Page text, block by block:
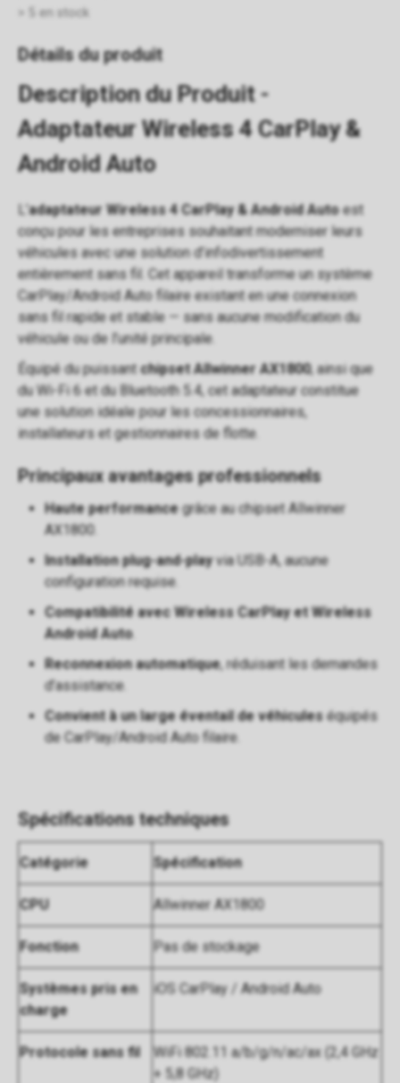
> 5 en stock
Détails du produit
Description du Produit -
Adaptateur Wireless 4 CarPlay &
Android Auto
L’ adaptateur Wireless 4 CarPlay & Android Autoest
conçu pour les entreprises souhaitant moderniser leurs
véhicules avec une solution d’infodivertissement
entièrement sans fil. Cet appareil transforme un système
CarPlay/Android Auto filaire existant en une connexion
sans fil rapide et stable — sans aucune modification du
véhicule ou de l’unité principale.
Équipé du puissantchipset Allwinner AX1800, ainsi que
du Wi-Fi 6 et du Bluetooth 5.4, cet adaptateur constitue
une solution idéale pour les concessionnaires,
installateurs et gestionnaires de flotte.
Principaux avantages professionnels
Haute performancegrâce au chipset Allwinner
AX1800.
Installation plug-and-playvia USB-A, aucune
configuration requise.
Compatibilité avec Wireless CarPlay et Wireless
Android Auto.
Reconnexion automatique, réduisant les demandes
d’assistance.
Convient à un large éventail de véhiculeséquipés
de CarPlay/Android Auto filaire.
Spécifications techniques
Catégorie Spécification
CPU Allwinner AX1800
Fonction Pas de stockage
Systèmes pris en
charge
iOS CarPlay / Android Auto
Protocole sans fil
WiFi 802.11 a/b/g/n/ac/ax (2,4 GHz
+ 5,8 GHz)